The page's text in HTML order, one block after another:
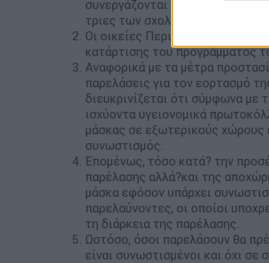
συνεργάζονται με τους
τριες των σχολικών μονάδων.
Οι οικείες Περιφερειακές και
κατάρτισης του προγράμματος
Αναφορικά με τα μέτρα
παρελάσεις για τον εορτασμό
διευκρινίζεται ότι σύμφωνα με
ισχύοντα υγειονομικά
μάσκας σε εξωτερικούς χώρους
συνωστισμός.
Επομένως, τόσο κατά? την
παρέλασης αλλά?και της
μάσκα εφόσον υπάρχει
παρελαύνοντες, οι οποίοι
τη διάρκεια της παρέλασης.
Ωστόσο, όσοι παρελάσουν θα
είναι συνωστισμένοι και όχι